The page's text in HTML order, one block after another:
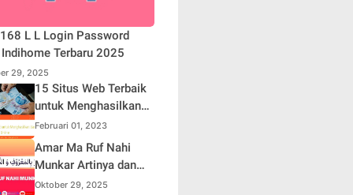
L L Login Password
Terbaru 2025
29, 2025
15 Situs Web Terbaik
untuk Menghasilkan
Uang Online
Februari 01, 2023
Amar Ma Ruf Nahi
Munkar Artinya dan
Maknanya dalam
Oktober 29, 2025